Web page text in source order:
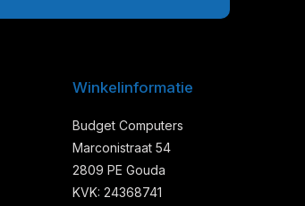
Winkelinformatie
Budget Computers
Marconistraat 54
2809 PE Gouda
KVK: 24368741